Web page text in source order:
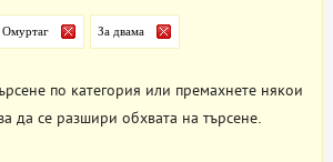
Омуртаг За двама
по категория или премахнете някои
да се разшири обхвата на търсене.